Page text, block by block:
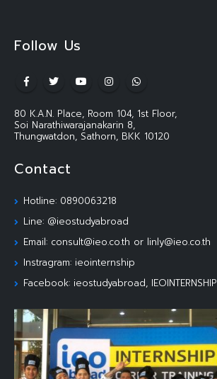
Follow Us
80 K.A.N. Place, Room 104, 1st Floor,
Soi Narathiwarajanakarin 8,
Thungwatdon, Sathorn, BKK 10120
Contact
Hotline: 0890063218
Line: @ieostudyabroad
Email: consult@ieo.co.th or linly@ieo.co.th
Instragram: ieointernship
Facebook: ieostudyabroad, IEOINTERNSHIP